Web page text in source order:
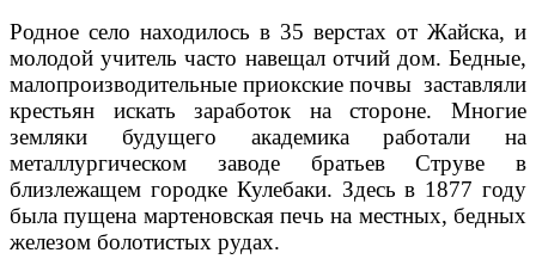
Родное село находилось в 35 верстах от Жайска, и
молодой учитель часто навещал отчий дом. Бедные,
малопроизводительные приокские почвы заставляли
крестьян искать заработок на стороне. Многие
земляки будущего академика работали на
металлургическом заводе братьев Струве в
близлежащем городке Кулебаки. Здесь в 1877 году
была пущена мартеновская печь на местных, бедных
железом болотистых рудах.